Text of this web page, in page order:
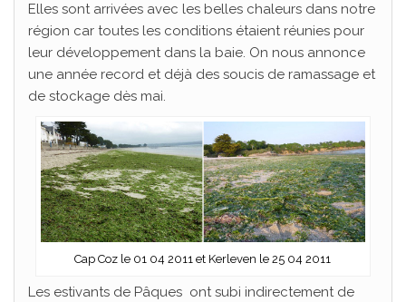
Elles sont arrivées avec les belles chaleurs dans notre
région car toutes les conditions étaient réunies pour
leur développement dans la baie. On nous annonce
une année record et déjà des soucis de ramassage et
de stockage dès mai.
Cap Coz le 01 04 2011 et Kerleven le 25 04 2011
Les estivants de Pâques ont subi indirectement de